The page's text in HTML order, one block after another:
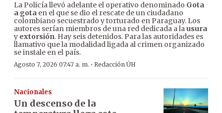
La Policía llevó adelante el operativo denominado Gota
a gota en el que se dio el rescate de un ciudadano
colombiano secuestrado y torturado en Paraguay. Los
autores serían miembros de una red dedicada a lausura
y extorsión. Hay seis detenidos. Para las autoridades es
llamativo que la modalidad ligada al crimen organizado
se instale en el país.
Agosto 7, 2026 07:47 a. m. · Redacción ÚH
Nacionales
Un descenso de la